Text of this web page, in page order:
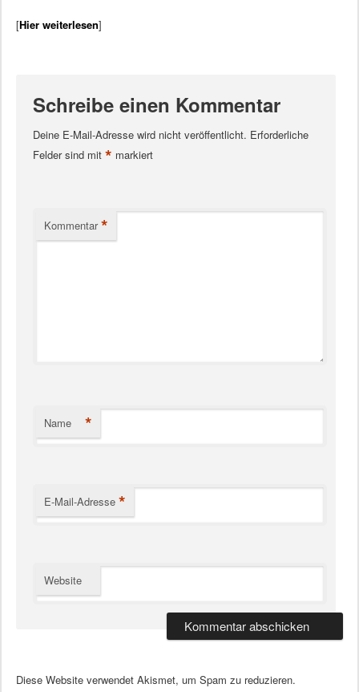
[Hier weiterlesen]
Schreibe einen Kommentar
Deine E-Mail-Adresse wird nicht veröffentlicht. Erforderliche
Felder sind mit * markiert
Kommentar *
Name *
E-Mail-Adresse *
Website
Diese Website verwendet Akismet, um Spam zu reduzieren.